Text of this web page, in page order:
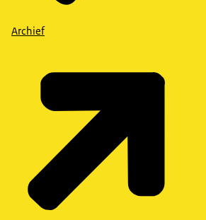
Archief